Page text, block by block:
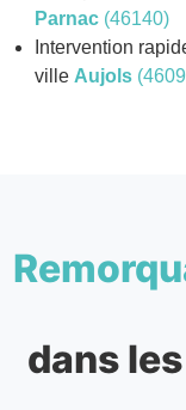
Parnac (46140)
Intervention
ville Aujols
dans